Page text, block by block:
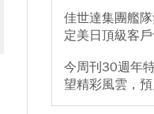
佳世達集團艦
定美日頂級客
今周刊30週年
望精彩風雲，